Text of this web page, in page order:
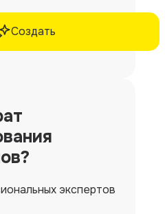
Создать
экспертов